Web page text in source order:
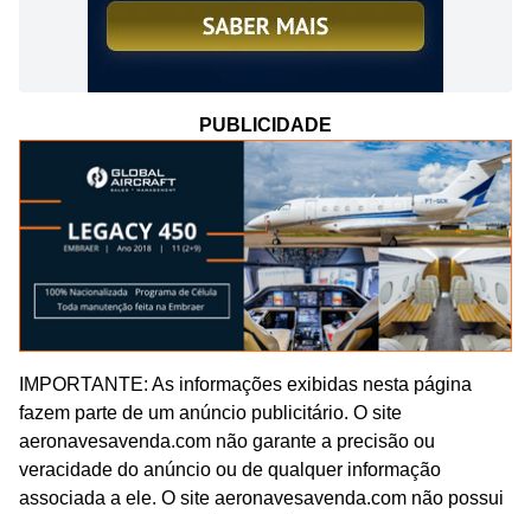
PUBLICIDADE
IMPORTANTE: As informações exibidas nesta página
fazem parte de um anúncio publicitário. O site
aeronavesavenda.com não garante a precisão ou
veracidade do anúncio ou de qualquer informação
associada a ele. O site aeronavesavenda.com não possui